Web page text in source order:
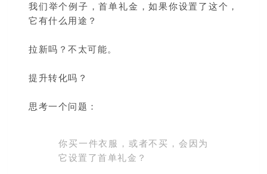
我们举个例子，首单礼金，如果你设置了这个，
它有什么用途？
拉新吗？不太可能。
提升转化吗？
思考一个问题：
你买一件衣服，或者不买，会因为
它设置了首单礼金？